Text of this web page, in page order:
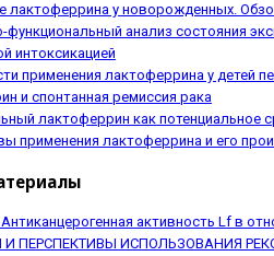
лактоферрина у новорожденных.
функциональный анализ состояния
интоксикацией
применения лактоферрина у детей
и спонтанная ремиссия рака
лактоферрин как потенциальное
применения лактоферрина и его
активность Lf в
ПЕРСПЕКТИВЫ ИСПОЛЬЗОВАНИЯ